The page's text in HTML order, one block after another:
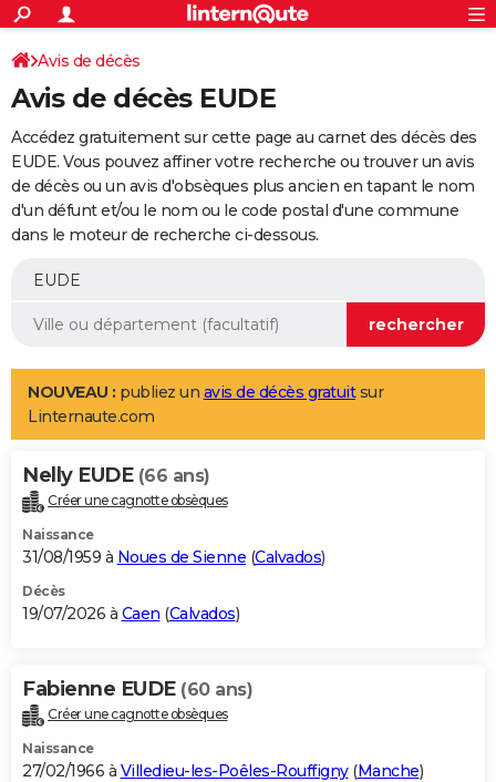
ACTUALITÉS
Politique
Société
Faits Divers
Education
Monde
Villes
+
SPORT
Coupe du monde 2026
Football
Tennis
Cyclisme
Rugby
Forum
Programme TV
TNT
Streaming
Cinéma
Sorties cinéma
Musique
+
FINANCE
Retraite
Impôts
Epargne
Immobilier
Risques naturels par ville
Banque
Assurance
Crédit
AUTO
Essais
Réserver un essai
Citadines
Berlines
SUV
Forum auto
+
Mobiles
Meilleur smartphone
Internet
Ordinateurs
Jeux vidéo
Guide high-tech
Aménagement intérieur
LIFESTYLE
Art de vivre
Bien-être
Loisirs
Mode
Modes de vie
Alimentation
Guide de la santé
Maladies
Médicaments
Sommeil
VOYAGE
Destinations
City break
Voyage nature
Voyage de noces
Forum
Climat
+PHOTO
GUIDES D'ACHAT
BONS PLANS
Carte de Noël
Carte Bonne année
Carte Saint-Valentin
Carte Pâques
Carte d'anniversaire
DICTIONNAIRE
Dictionnaire
Biographies
Citations
Expressions
Proverbes
PROGRAMME TV
Avis de décès
Avis de décès EUDE
Accédez gratuitement sur cette page au carnet des décès des
EUDE. Vous pouvez affiner votre recherche ou trouver un avis
de décès ou un avis d'obsèques plus ancien en tapant le nom
d'un défunt et/ou le nom ou le code postal d'une commune
dans le moteur de recherche ci-dessous.
NOUVEAU : publiez un avis de décès gratuitsur
Linternaute.com
Nelly EUDE (66 ans)
Créer une cagnotte obsèques
Naissance
31/08/1959 à Noues de Sienne (Calvados)
Décès
19/07/2026 à Caen (Calvados)
Fabienne EUDE (60 ans)
Créer une cagnotte obsèques
Naissance
27/02/1966 à Villedieu-les-Poêles-Rouffigny(Manche)